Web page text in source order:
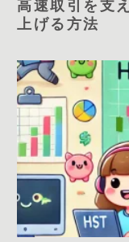
高速取引を支
上げる方法